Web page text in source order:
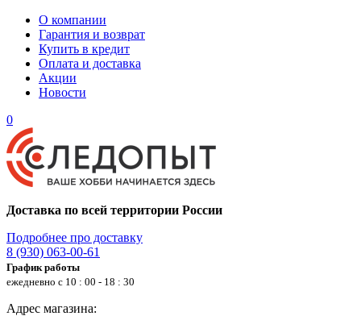
О компании
Гарантия и возврат
Купить в кредит
Оплата и доставка
Акции
Новости
0
Доставка по всей территории России
Подробнее про доставку
8 (930) 063-00-61
График работы
ежедневно с 10 : 00 - 18 : 30
Адрес магазина: